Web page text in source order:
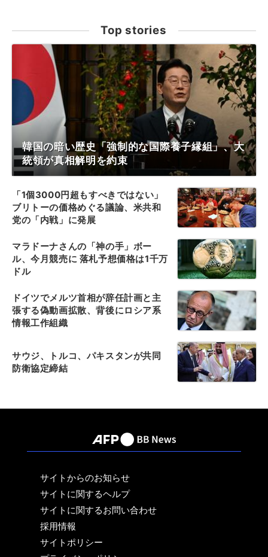
Top stories
韓国の暗い歴史「強制的な国際養子縁組」、大
統領が真相解明を約束
「1個3000円超もすべきではない」
ブリトーの価格めぐる議論、米共和
党の「内戦」に発展
マラドーナさんの「神の手」ボー
ル、今月競売に 落札予想価格は1千万
ドル
ドイツでメルツ首相が辞任計画と主
張する偽動画拡散、背後にロシア系
情報工作組織
サウジ、トルコ、パキスタンが共同
防衛協定締結
サイトからのお知らせ
サイトに関するヘルプ
サイトに関するお問い合わせ
採用情報
サイトポリシー